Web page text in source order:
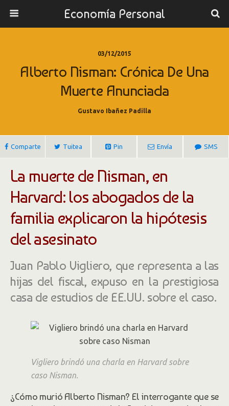
Economía Personal
03/12/2015
Alberto Nisman: Crónica De Una
Muerte Anunciada
Gustavo Ibañez Padilla
Comparte Tuitea Pin Envía SMS
La muerte de Nisman, en
Harvard: los abogados de la
familia explicaron la hipótesis
del asesinato
Juan Pablo Vigliero, que representa a las
hijas del fiscal, expuso en la prestigiosa
casa de estudios de EE.UU. sobre el caso.
Vigliero brindó una charla en Harvard sobre
caso Nisman.
¿Cómo murió Alberto Nisman? El interrogante que se